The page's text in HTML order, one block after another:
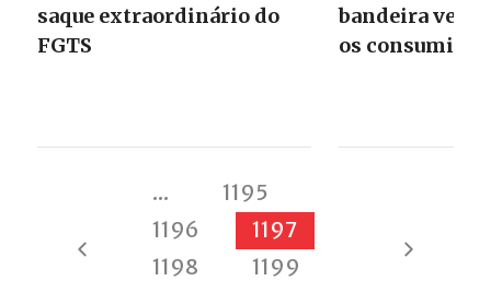
saque extraordinário do
FGTS
bandeira
os
...
1195
1196
1197
1198
1199